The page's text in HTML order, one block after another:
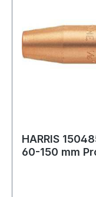
HARRIS
60-150 mm